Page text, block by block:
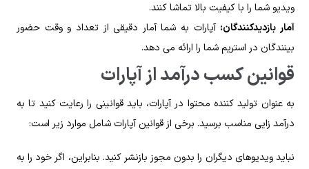
ویدیو شما را با کیفیت بالا تماشا کنند.
آمار بازدیدکنندگان: آپارات به شما آمار دقیقی از تعداد و وقت حضور
بینندگان در استریم شما را ارائه می‌ دهد.
قوانین کسب درآمد از آپارات
به عنوان تولید کننده محتوا در آپارات، باید قوانینی را رعایت کنید تا به
درآمد زایی مناسب برسید. برخی از قوانین آپارات شامل موارد زیر است:
نباید ویدیوهای دیگران را بدون مجوز بازنشر کنید. بنابراین، اگر خود را به